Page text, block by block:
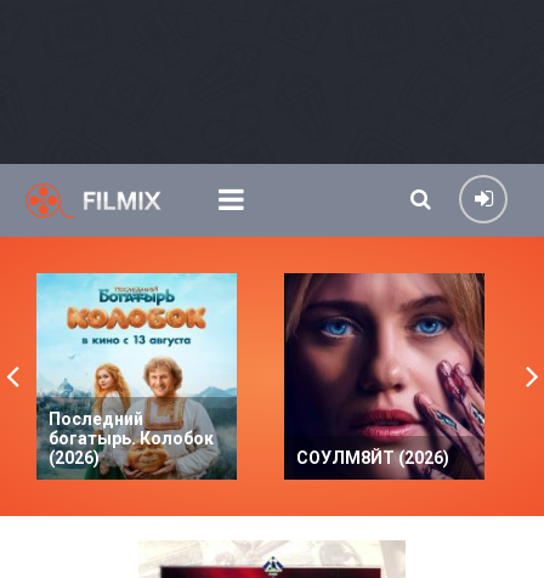
Последний
богатырь. Колобок
(2026)
СОУЛМ8ЙТ (2026)